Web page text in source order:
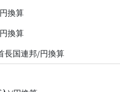
換算
換算
長国連邦/円換算